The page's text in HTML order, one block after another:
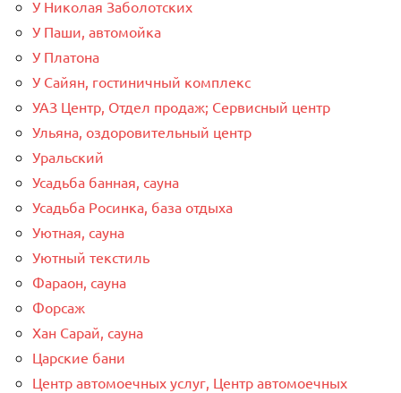
У Николая Заболотских
У Паши, автомойка
У Платона
У Сайян, гостиничный комплекс
УАЗ Центр, Отдел продаж; Сервисный центр
Ульяна, оздоровительный центр
Уральский
Усадьба банная, сауна
Усадьба Росинка, база отдыха
Уютная, сауна
Уютный текстиль
Фараон, сауна
Форсаж
Хан Сарай, сауна
Царские бани
Центр автомоечных услуг, Центр автомоечных